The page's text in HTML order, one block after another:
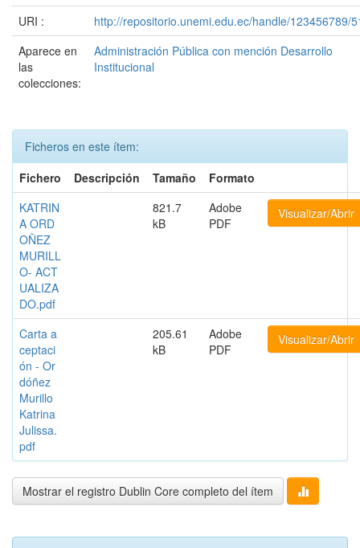
URI :
http://repositorio.unemi.edu.ec/handle/123456789/
Aparece en
las
colecciones:
Administración Pública con mención Desarrollo
Institucional
Ficheros en este ítem:
Fichero
Descripción Tamaño
Formato
KATRIN
A ORD
OÑEZ
MURILL
O- ACT
UALIZA
DO.pdf
821.7
kB
Adobe
PDF
Visualizar/Abrir
Carta a
ceptaci
ón - Or
dóñez
Murillo
Katrina
Julissa.
pdf
205.61
kB
Adobe
PDF
Visualizar/Abrir
Mostrar el registro Dublin Core completo del ítem